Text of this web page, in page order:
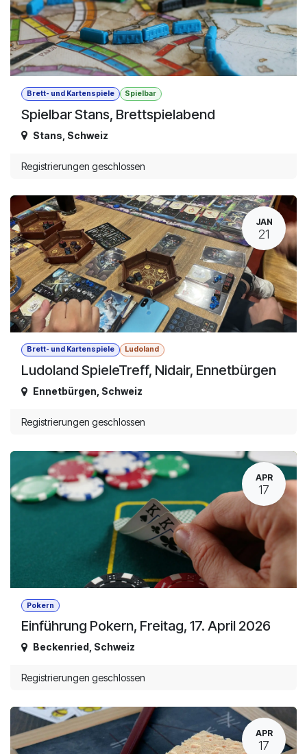
Brett- und Kartenspiele Spielbar
Spielbar Stans, Brettspielabend
Stans Schweiz
Registrierungen geschlossen
JAN
21
Brett- und Kartenspiele Ludoland
Ludoland SpieleTreff, Nidair, Ennetbürgen
Ennetbürgen Schweiz
Registrierungen geschlossen
APR
17
Pokern
Einführung Pokern, Freitag, 17. April 2026
Beckenried, Schweiz
Registrierungen geschlossen
APR
17